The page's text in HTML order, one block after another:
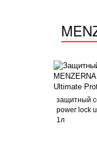
защитный
power lock
1л